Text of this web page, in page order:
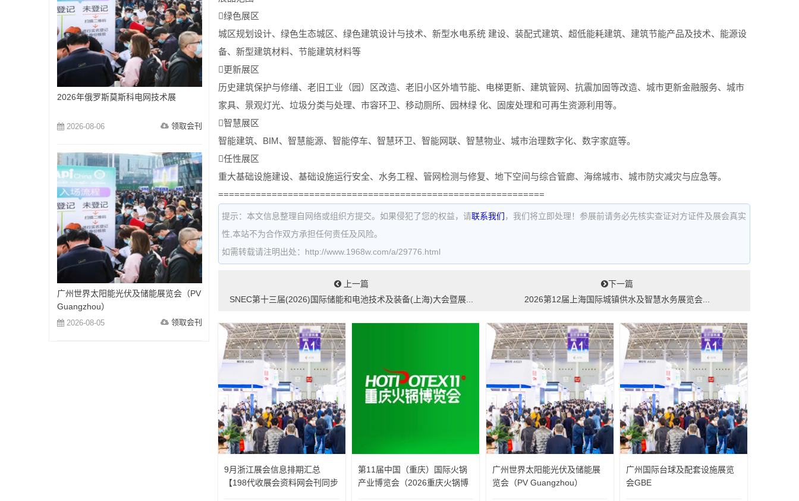
绿色展区
城区规划设计、绿色生态城区、绿色建筑设计与技术、新型水电系统 建设、装配式建筑、超低能耗建筑、建筑节能产品及技术、能源设
备、新型建筑材料、节能建筑材料等
更新展区
历史建筑保护与修缮、老旧工业（园）区改造、老旧小区外墙节能、电梯更新、建筑管网、抗震加固等改造、城市更新金融服务、城市
家具、景观灯光、垃圾分类与处理、市容环卫、移动厕所、园林绿 化、固废处理和可再生资源利用等。
智慧展区
智能建筑、BIM、智慧能源、智能停车、智慧环卫、智能网联、智慧物业、城市治理数字化、数字家庭等。
任性展区
重大基础设施建设、基础设施运行安全、水务工程、管网检测与修复、地下空间与综合管廊、海绵城市、城市防灾减灾与应急等。
=============================================================
提示：本文信息整理自网络或组织方提交。如果侵犯了您的权益，请联系我们 ，我们将立即处理！参展前请务必先核实查证对方证件及展会真实
性,本站不为合作双方承担任何责任及风险。
如需转载请注明出处：http://www.1968w.com/a/29776.html
上一篇
SNEC第十三届(2026)国际储能和电池技术及装备(上海)大会暨展...
下一篇
2026第12届上海国际城镇供水及智慧水务展览会...
9月浙江展会信息排期汇总
【198代收展会资料网会刊同步
第11届中国（重庆）国际火锅
产业博览会（2026重庆火锅博
广州世界太阳能光伏及储能展
览会（PV Guangzhou）
广州国际台球及配套设施展览
会GBE
2026年俄罗斯莫斯科电网技术展
2026-08-06 领取会刊
广州世界太阳能光伏及储能展览会（PV
Guangzhou）
2026-08-05 领取会刊